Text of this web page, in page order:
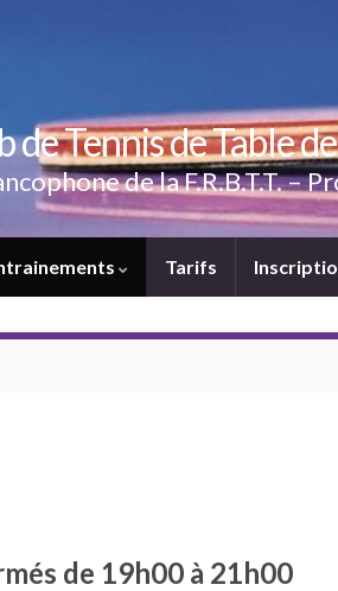
de Tennis de Table
de la F.R.B.T.T. –
Tarifs
de 19h00 à 21h00